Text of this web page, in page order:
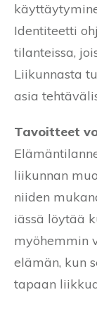
Identiteetti
tilanteissa,
Liikunnasta
asia
Tavoitteet
liikunnan
niiden
iässä löytää
myöhemmin
elämän, kun
tapaan